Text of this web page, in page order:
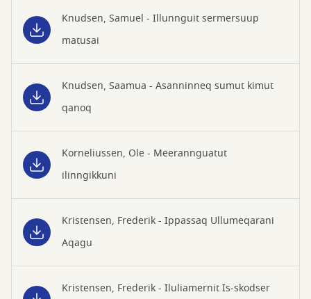
Knudsen, Samuel - Illunnguit sermersuup
matusai
Knudsen, Saamua - Asanninneq sumut kimut
qanoq
Korneliussen, Ole - Meerannguatut
ilinngikkuni
Kristensen, Frederik - Ippassaq Ullumeqarani
Aqagu
Kristensen, Frederik - Iluliamernit Is-skodser